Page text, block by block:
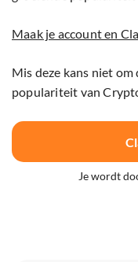
Maak je account en
Mis deze kans niet
populariteit van
Je wordt